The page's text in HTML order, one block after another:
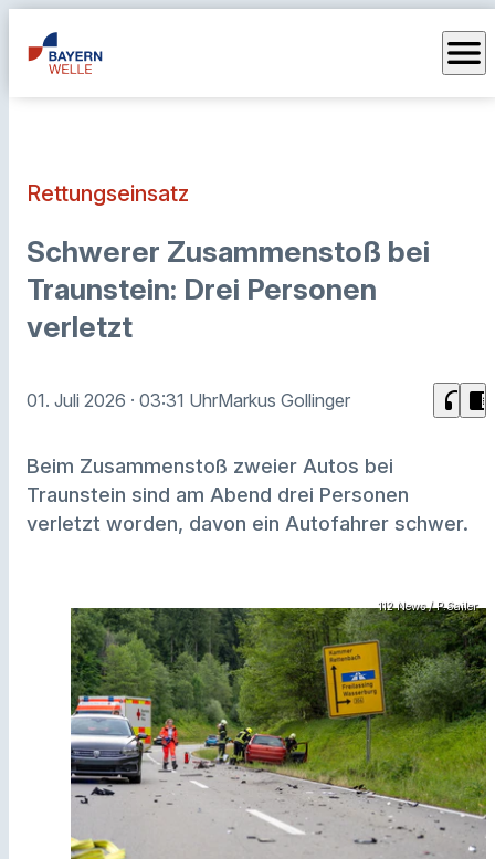
menu
Rettungseinsatz
Schwerer Zusammenstoß bei
Traunstein: Drei Personen
verletzt
01. Juli 2026 · 03:31 UhrMarkus Gollinger headphones chrome_reader_mode
Beim Zusammenstoß zweier Autos bei
Traunstein sind am Abend drei Personen
verletzt worden, davon ein Autofahrer schwer.
112 News / P.Sailer